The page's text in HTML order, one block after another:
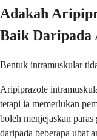
Adakah
Baik
Bentuk intramuskular
Aripiprazole
tetapi ia memerlukan
boleh menjejaskan
daripada beberapa ubat